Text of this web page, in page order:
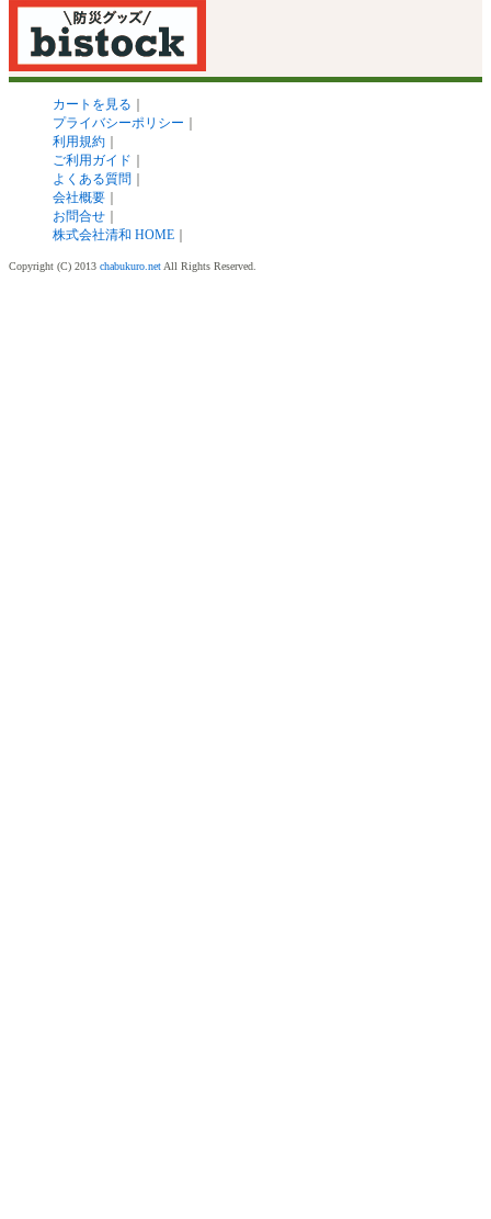
カートを見る
プライバシーポリシー
利用規約
ご利用ガイド
よくある質問
会社概要
お問合せ
株式会社清和 HOME
Copyright (C) 2013 chabukuro.net All Rights Reserved.